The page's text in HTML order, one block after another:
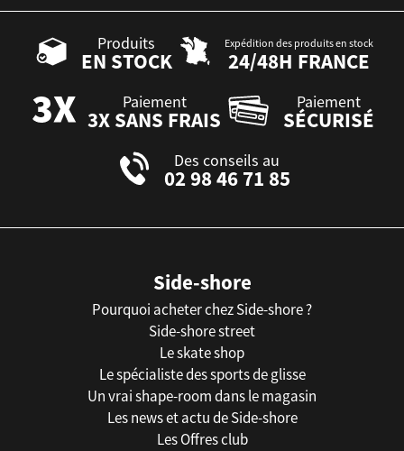
Produits
EN STOCK
Expédition des produits en stock
24/48H FRANCE
Paiement
3X SANS FRAIS
Paiement
SÉCURISÉ
Des conseils au
02 98 46 71 85
Side-shore
Pourquoi acheter chez Side-shore ?
Side-shore street
Le skate shop
Le spécialiste des sports de glisse
Un vrai shape-room dans le magasin
Les news et actu de Side-shore
Les Offres club